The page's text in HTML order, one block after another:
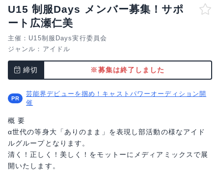
U15 制服Days メンバー募集！サポ
ート広瀬仁美
主催：U15制服Days実行委員会
ジャンル： アイドル
締切 ※募集は終了しました
芸能界デビューを掴め！キャストパワーオーディション開
催
概 要
α世代の等身大「ありのまま」を表現し部活動の様なアイド
ルグループとなります。
清く！正しく！美しく！をモットーにメディアミックスで展
開いたします。